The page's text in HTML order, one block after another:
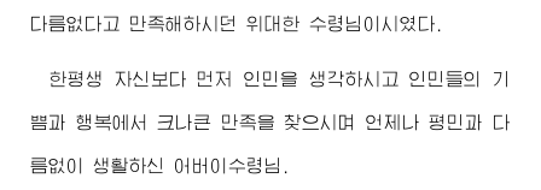
다름없다고 만족해하시던 위대한 수령님 이시였다.
한평생 자신보다 먼저 인민을 생각하시고 인민들의 기
쁨과 행복에서 크나큰 만족을 찾으시며 언제나 평민과 다
름없이 생활하신 어버이 수령님